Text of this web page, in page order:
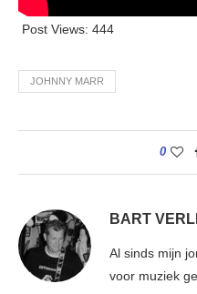
Post Views: 444
JOHNNY MARR
0
BART
Al sinds mijn
voor muziek